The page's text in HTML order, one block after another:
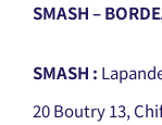
SMASH –
SMASH :
20 Boutry 13,